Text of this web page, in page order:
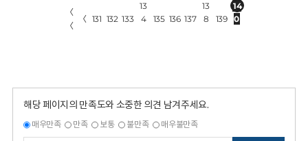
〈
〈
〈 131 132 133
13
4
135 136 137
13
8
139
14
0
해당 페이지의 만족도와 소중한 의견 남겨주세요.
매우만족 만족 보통 불만족 매우불만족